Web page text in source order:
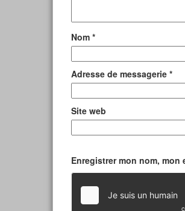
Nom *
Adresse de messagerie *
Site web
Enregistrer mon nom,